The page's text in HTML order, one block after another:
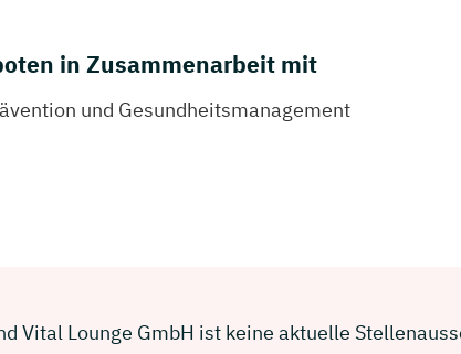
in Zusammenarbeit mit
und Gesundheitsmanagement
Vital Lounge GmbH ist keine aktuelle